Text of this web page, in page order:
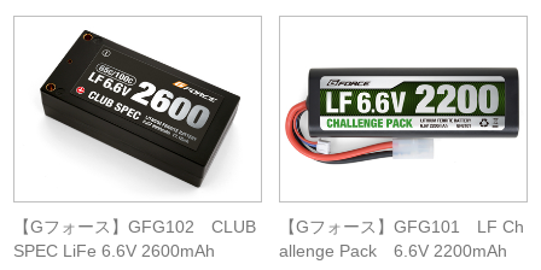
【Gフォース】GFG102 CLUB
SPEC LiFe 6.6V 2600mAh
【Gフォース】GFG101 LF Ch
allenge Pack 6.6V 2200mAh